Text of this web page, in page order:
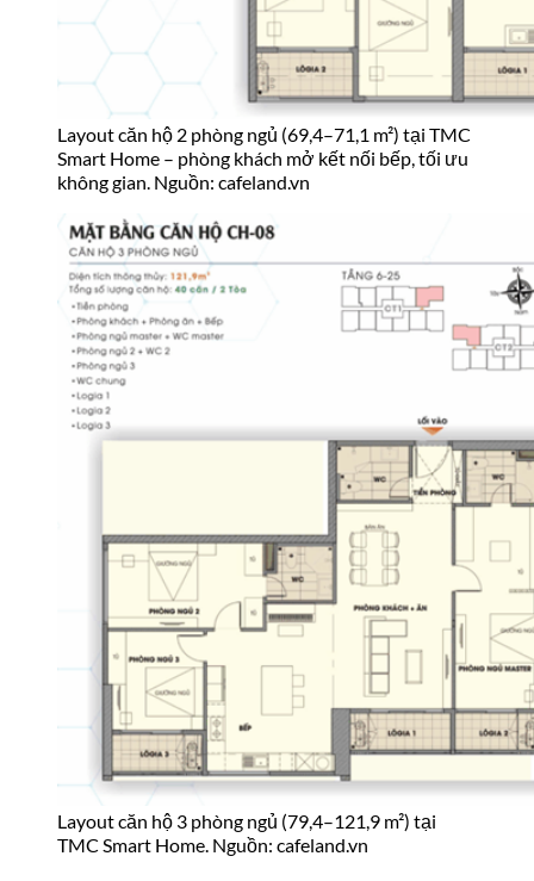
Layout căn hộ 3 phòng ngủ (79,4–121,9 m²) tại
TMC Smart Home. Nguồn: cafeland.vn
Hệ thống Smart Home & Tiêu chuẩn bàn
giao TMC Smart Home
Đây là điểm tạo ra sự khác biệt rõ nhất giữa TMC Smart Home
và phần lớn căn hộ cùng phân khúc tại Hà Nội. Mỗi căn được
tích hợp hệ thống tự động hóa từ châu Âu và bàn giao hoàn
thiện full đồ – cư dân có thể dọn vào ở ngay mà không cần tốn
thêm chi phí thi công nội thất cơ bản.
smartphone, tablet hoặc
– hỗ trợ đầy đủ tiếng Việt và tiếng Anh
Camera an ninh AI 4K với công nghệ nhận diện khuôn
mặt, kết nối giám sát 24/7
Hệ thống lọc khí tươi 2 chiều, xử lý bụiPM2.5
– đặc biệt
quan trọng trong điều kiện chất lượng không khí đô thị
Hà Nội hiện nay
Điều hòa âm trầnDaikin
kết nối điều khiển thông minh,
tối ưu tiêu thụ điện năng
Tiêu chuẩn bàn giao full nội thất cao cấp:
Sàn nhà:gỗ công nghiệp cao cấptoàn bộ các phòng
Mặt bếp và sàn bếp:đá Marblenhập khẩu cao cấp
Tủ bếp hoàn chỉnh + bếp từ, hút mùi, bồn rửa thương
hiệu nhập khẩu